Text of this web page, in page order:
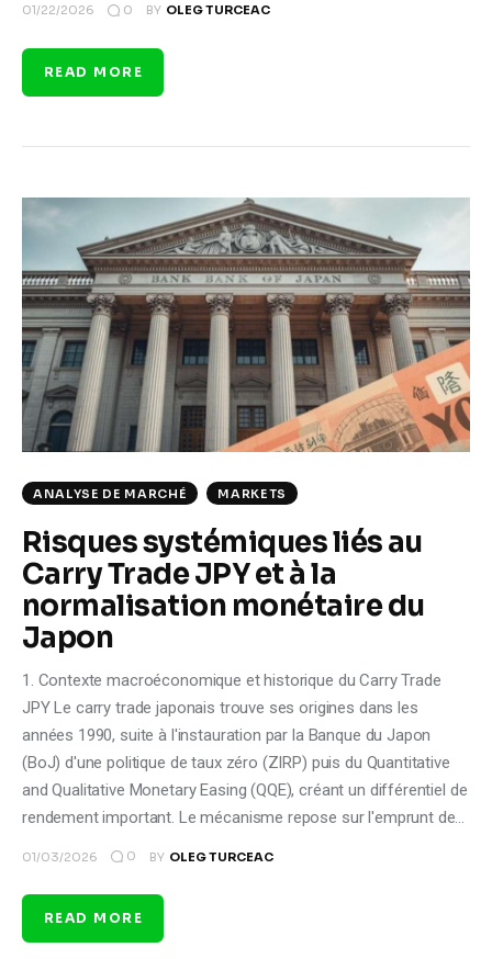
01/22/2026 0 BY OLEG TURCEAC
READ MORE
ANALYSE DE MARCHÉ MARKETS
Risques systémiques liés au
Carry Trade JPY et à la
normalisation monétaire du
Japon
1. Contexte macroéconomique et historique du Carry Trade
JPY Le carry trade japonais trouve ses origines dans les
années 1990, suite à l'instauration par la Banque du Japon
(BoJ) d'une politique de taux zéro (ZIRP) puis du Quantitative
and Qualitative Monetary Easing (QQE), créant un différentiel de
rendement important. Le mécanisme repose sur l'emprunt de…
01/03/2026 0 BY OLEG TURCEAC
READ MORE